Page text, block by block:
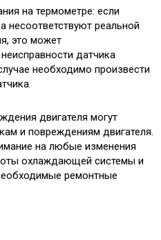
на термометре: если
несоответствуют реальной
это может
датчика
необходимо произвести
двигателя могут
и повреждениям двигателя.
на любые изменения
охлаждающей системы и
ремонтные